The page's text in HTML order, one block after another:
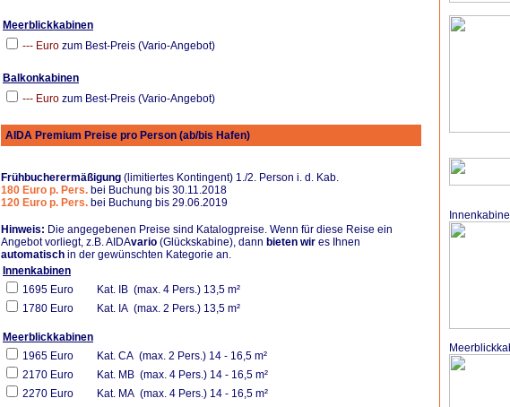
Meerblickkabinen
--- Euro zum Best-Preis (Vario-Angebot)
Balkonkabinen
--- Euro zum Best-Preis (Vario-Angebot)
AIDA Premium Preise pro Person (ab/bis Hafen)
Frühbucherermäßigung (limitiertes Kontingent) 1./2. Person i. d. Kab.
180 Euro p. Pers. bei Buchung bis 30.11.2018
120 Euro p. Pers. bei Buchung bis 29.06.2019
Hinweis: Die angegebenen Preise sind Katalogpreise. Wenn für diese Reise ein
Angebot vorliegt, z.B. AIDAvario (Glückskabine), dann bieten wir es Ihnen
automatisch in der gewünschten Kategorie an.
Innenkabinen
1695 Euro
Kat. IB (max. 4 Pers.) 13,5 m²
1780 Euro
Kat. IA (max. 2 Pers.) 13,5 m²
Meerblickkabinen
1965 Euro
Kat. CA (max. 2 Pers.) 14 - 16,5 m²
2170 Euro
Kat. MB (max. 4 Pers.) 14 - 16,5 m²
2270 Euro
Kat. MA (max. 4 Pers.) 14 - 16,5 m²
Innenkabine